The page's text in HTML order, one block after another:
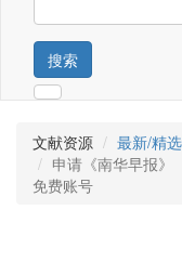
搜索
文献资源
最新/精
申请《南华早报》
免费账号